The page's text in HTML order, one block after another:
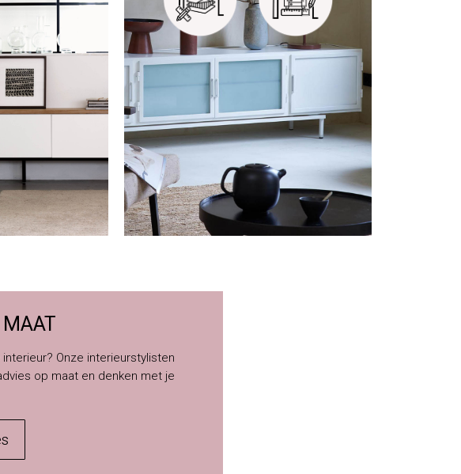
MAAT
Onze interieurstylisten
op maat en denken met je